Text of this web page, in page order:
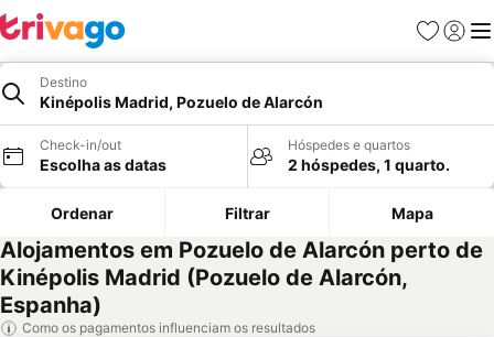
Favoritos
Iniciar
Destino
Kinépolis Madrid, Pozuelo de Alarcón
Check-in/out
Escolha as datas
Hóspedes e quartos
2 hóspedes, 1 quarto.
Ordenar Filtrar Mapa
Alojamentos em Pozuelo de Alarcón perto de
Kinépolis Madrid (Pozuelo de Alarcón,
Espanha)
Como os pagamentos influenciam os resultados